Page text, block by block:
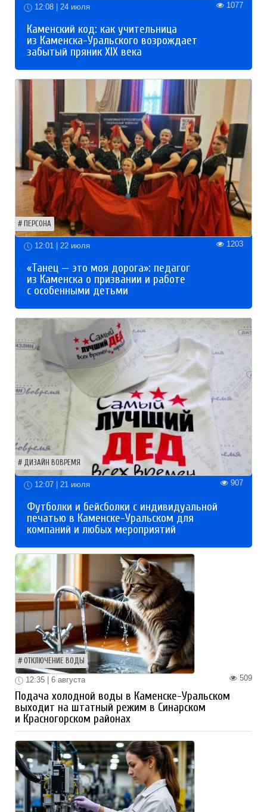
12:08 | 24 июля 1077
Каменский код: как учительница
из Каменска-Уральского возрождает
забытый пряник XIX века
ПЕРСОНА
12:01 | 22 июля 1203
«Танец — это моя дорога»: педагог
из Каменска о призвании и работе
с особенными детьми
ДИЗАЙН ВОВРЕМЯ
12:07 | 21 июля 907
Футболки и бейсболки с индивидуальной
печатью в Каменске-Уральском для
компаний и любых мероприятий
ОТКЛЮЧЕНИЕ ВОДЫ
509
12:35 | 6 августа
Подача холодной воды в Каменске-Уральском
выходит на штатный режим в Синарском
и Красногорском районах